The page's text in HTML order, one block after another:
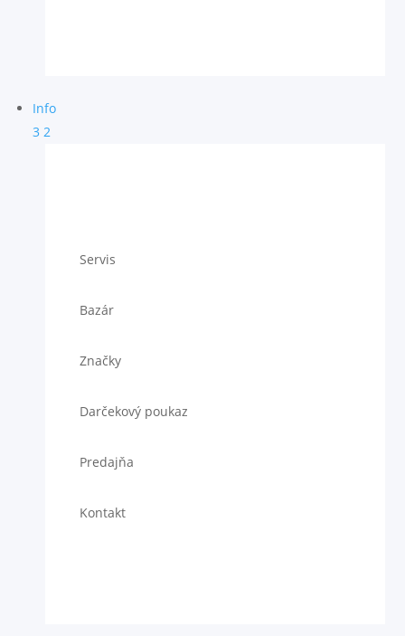
Info
3 2
Servis
Bazár
Značky
Darčekový poukaz
Predajňa
Kontakt